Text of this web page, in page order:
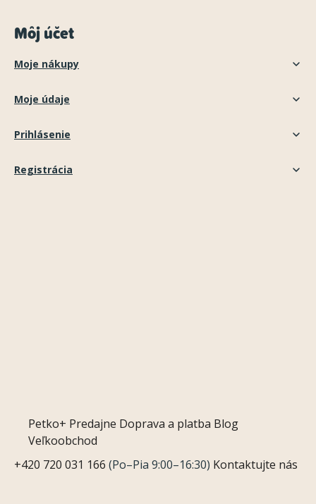
Môj účet
Moje nákupy
Moje údaje
Prihlásenie
Registrácia
Petko+ Predajne Doprava a platba Blog
Veľkoobchod
+420 720 031 166 (Po–Pia 9:00–16:30) Kontaktujte nás